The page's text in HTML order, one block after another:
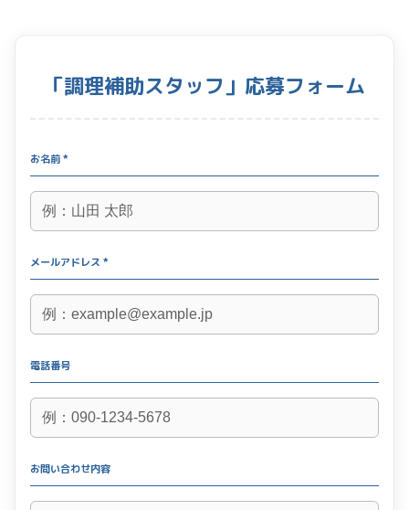
「調理補助スタッフ」応募フォーム
お名前 *
メールアドレス *
電話番号
お問い合わせ内容